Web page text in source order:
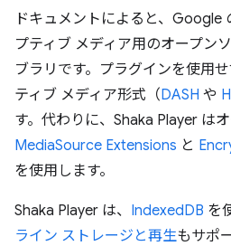
ドキュメントによると、Google
プティブ メディア用のオープン
ブラリです。プラグインを使用
ティブ メディア形式（DASH や
す。代わりに、Shaka Player は
MediaSource Extensions と
を使用します。
Shaka Player は、 IndexedDB を
ライン ストレージと再生もサポ